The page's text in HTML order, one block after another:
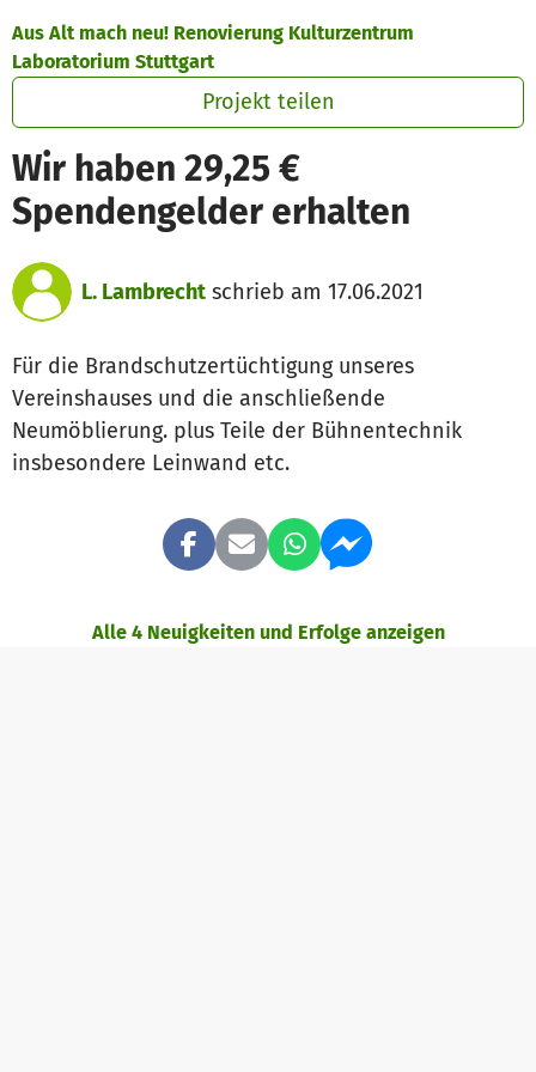
Aus Alt mach neu! Renovierung Kulturzentrum
Laboratorium Stuttgart
Projekt teilen
Wir haben 29,25 €
Spendengelder erhalten
L. Lambrecht schrieb am 17.06.2021
Für die Brandschutzertüchtigung unseres
Vereinshauses und die anschließende
Neumöblierung. plus Teile der Bühnentechnik
insbesondere Leinwand etc.
Alle 4 Neuigkeiten und Erfolge anzeigen